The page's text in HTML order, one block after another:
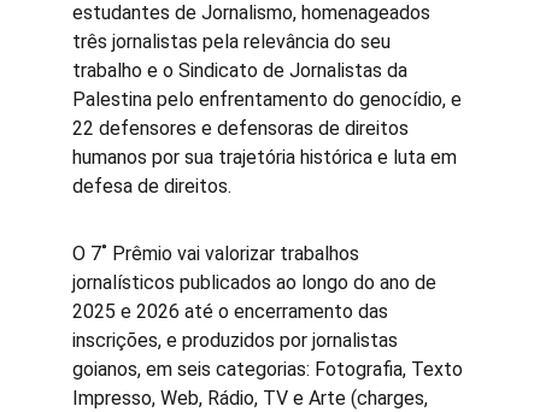
estudantes de Jornalismo, homenageados
três jornalistas pela relevância do seu
trabalho e o Sindicato de Jornalistas da
Palestina pelo enfrentamento do genocídio, e
22 defensores e defensoras de direitos
humanos por sua trajetória histórica e luta em
defesa de direitos.
O 7˚ Prêmio vai valorizar trabalhos
jornalísticos publicados ao longo do ano de
2025 e 2026 até o encerramento das
inscrições, e produzidos por jornalistas
goianos, em seis categorias: Fotografia, Texto
Impresso, Web, Rádio, TV e Arte (charges,